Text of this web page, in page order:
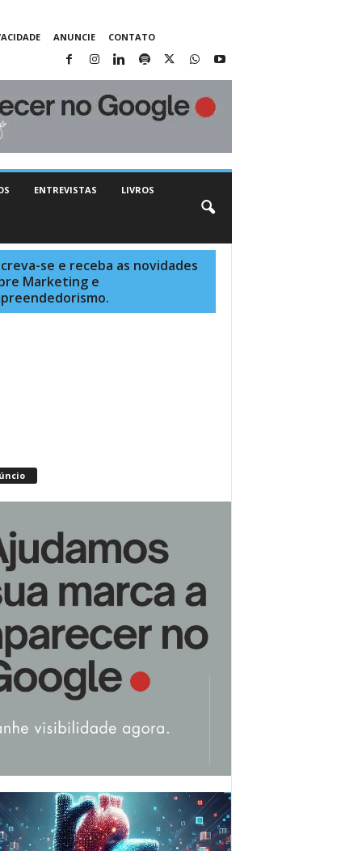
ANUNCIE CONTATO
ENTREVISTAS LIVROS
se e receba as novidades
Marketing e